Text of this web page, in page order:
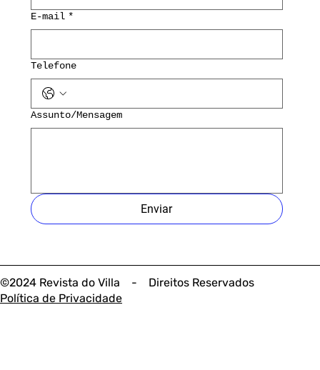
©2024 Revista do Villa - Direitos Reservados
Política de Privacidade
E-mail *
Telefone
Assunto/Mensagem
Enviar